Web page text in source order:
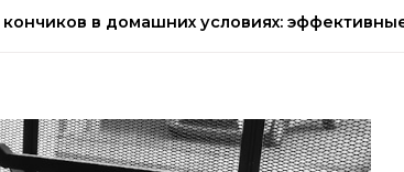
кончиков в домашних условиях: